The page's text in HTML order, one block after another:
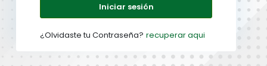
Iniciar sesión
¿Olvidaste tu Contraseña? recuperar aqui